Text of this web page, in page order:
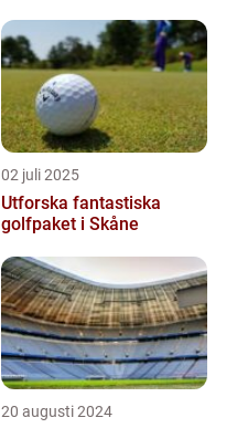
02 juli 2025
Utforska fantastiska
golfpaket i Skåne
20 augusti 2024